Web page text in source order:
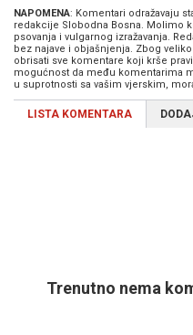
NAPOMENA: Komentari odražavaju
redakcije Slobodna Bosna. Molimo
psovanja i vulgarnog izražavanja.
bez najave i objašnjenja. Zbog
obrisati sve komentare koji krše
mogućnost da među komentarima
u suprotnosti sa vašim vjerskim,
LISTA KOMENTARA
Trenutno nema